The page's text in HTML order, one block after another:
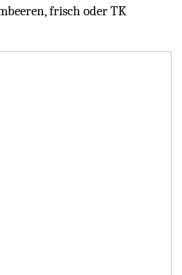
frisch oder TK